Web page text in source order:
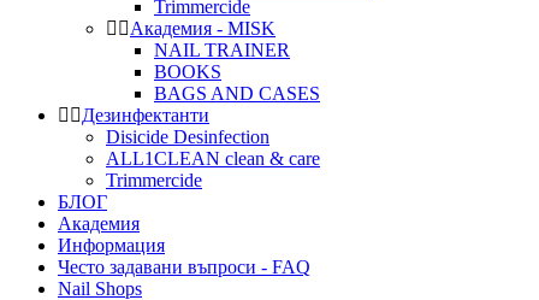
Trimmercide
Академия - MISK
NAIL TRAINER
BOOKS
BAGS AND CASES
Дезинфектанти
Disicide Desinfection
ALL1CLEAN clean & care
Trimmercide
БЛОГ
Академия
Информация
Често задавани въпроси - FAQ
Nail Shops